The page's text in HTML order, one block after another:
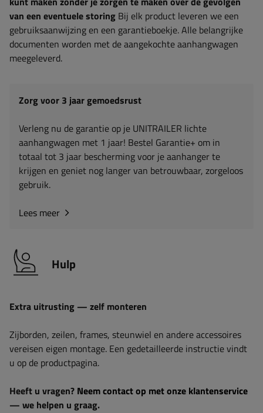
van een eventuele storing Bij elk product leveren we een
gebruiksaanwijzing en een garantieboekje. Alle belangrijke
documenten worden met de aangekochte aanhangwagen
meegeleverd.
Zorg voor 3 jaar gemoedsrust
Verleng nu de garantie op je UNITRAILER lichte
aanhangwagen met 1 jaar! Bestel Garantie+ om in
totaal tot 3 jaar bescherming voor je aanhanger te
krijgen en geniet nog langer van betrouwbaar, zorgeloos
gebruik.
Lees meer
Hulp
Extra uitrusting — zelf monteren
Zijborden, zeilen, frames, steunwiel en andere accessoires
vereisen eigen montage. Een gedetailleerde instructie vindt
u op de productpagina.
Heeft u vragen? Neem contact op met onze klantenservice
— we helpen u graag.